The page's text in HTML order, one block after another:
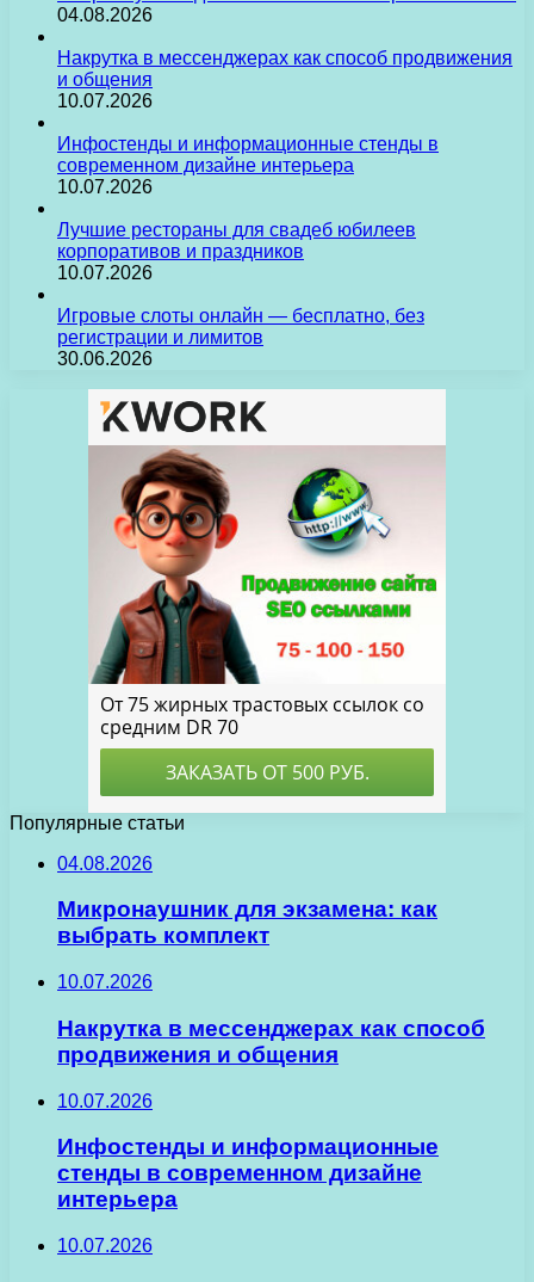
04.08.2026
Накрутка в мессенджерах как способ продвижения
и общения
10.07.2026
Инфостенды и информационные стенды в
современном дизайне интерьера
10.07.2026
Лучшие рестораны для свадеб юбилеев
корпоративов и праздников
10.07.2026
Игровые слоты онлайн — бесплатно, без
регистрации и лимитов
30.06.2026
Популярные статьи
04.08.2026
Микронаушник для экзамена: как
выбрать комплект
10.07.2026
Накрутка в мессенджерах как способ
продвижения и общения
10.07.2026
Инфостенды и информационные
стенды в современном дизайне
интерьера
10.07.2026